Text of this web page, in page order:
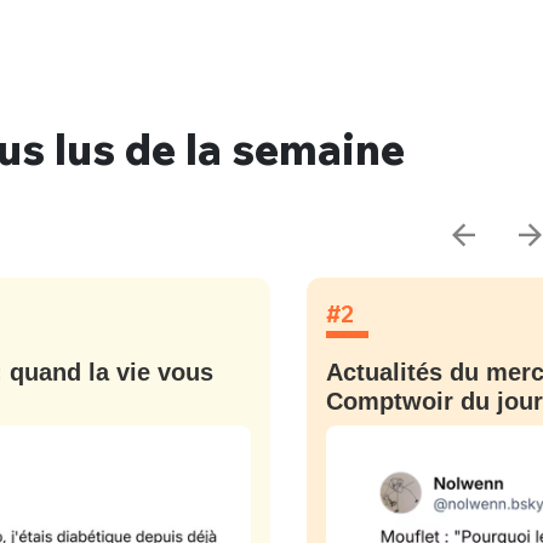
lus de la semaine
la vie vous
#2
Actualités du
Comptwoir du jour